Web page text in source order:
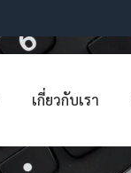
เกี่ยวกับเรา